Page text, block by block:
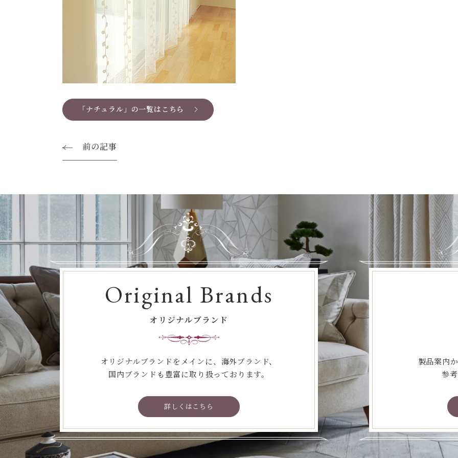
「ナチュラル」の一覧はこちら
前の記事
Original Brands
オリジナルブランド
オリジナルブランドをメインに、海外ブランド、
国内ブランドも豊富に取り扱っております。
詳しくはこちら
製品案内
参